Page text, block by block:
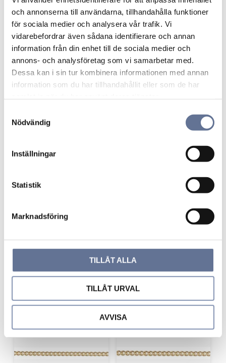
och annonserna till användarna, tillhandahålla funktioner
för sociala medier och analysera vår trafik. Vi
vidarebefordrar även sådana identifierare och annan
information från din enhet till de sociala medier och
annons- och analysföretag som vi samarbetar med.
Dessa kan i sin tur kombinera informationen med annan
information som du har tillhandahållit eller som de har
Nödvändig
Inställningar
Statistik
Marknadsföring
TILLÅT ALLA
TILLÅT URVAL
AVVISA
PD035
233 kr
PD040
304kr
PD045
345kr
PD050
386kr
Lägg till i favoriter